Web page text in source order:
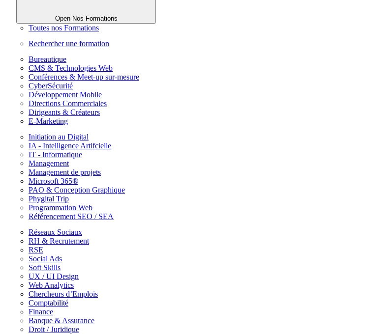
Open Nos Formations
Toutes nos Formations
Rechercher une formation
Bureautique
CMS & Technologies Web
Conférences & Meet-up sur-mesure
CyberSécurité
Développement Mobile
Directions Commerciales
Dirigeants & Créateurs
E-Marketing
Initiation au Digital
IA - Intelligence Artifcielle
IT - Informatique
Management
Management de projets
Microsoft 365®
PAO & Conception Graphique
Phygital Trip
Programmation Web
Référencement SEO / SEA
Réseaux Sociaux
RH & Recrutement
RSE
Social Ads
Soft Skills
UX / UI Design
Web Analytics
Chercheurs d’Emplois
Comptabilité
Finance
Banque & Assurance
Droit / Juridique